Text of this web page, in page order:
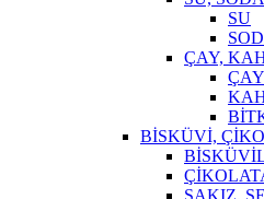
SU
ÇAY,
ÇAY
BİSKÜVİ,
SAKIZ,